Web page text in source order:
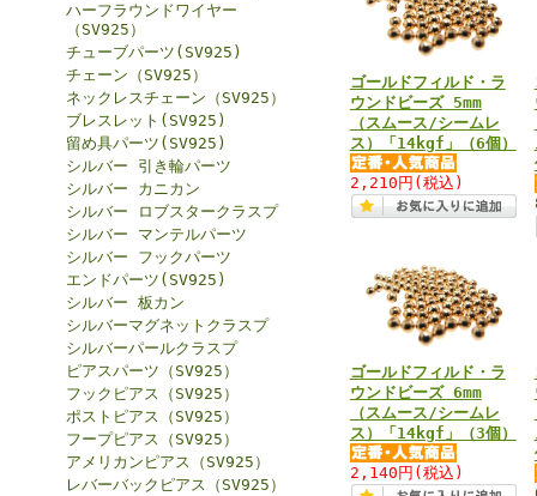
ハーフラウンドワイヤー
（SV925）
チューブパーツ(SV925)
チェーン（SV925）
ネックレスチェーン（SV925）
ブレスレット(SV925)
留め具パーツ(SV925)
シルバー 引き輪パーツ
シルバー カニカン
シルバー ロブスタークラスプ
シルバー マンテルパーツ
シルバー フックパーツ
エンドパーツ(SV925)
シルバー 板カン
シルバーマグネットクラスプ
シルバーパールクラスプ
ピアスパーツ（SV925）
フックピアス（SV925）
ポストピアス（SV925）
フープピアス（SV925）
アメリカンピアス（SV925）
レバーバックピアス（SV925）
ゴールドフィルド・ラ
ウンドビーズ 5mm
（スムース/シームレ
ス）「14kgf」（6個）
2,210円 (税込)
ゴールドフィルド・ラ
ウンドビーズ 6mm
（スムース/シームレ
ス）「14kgf」（3個）
2,140円 (税込)